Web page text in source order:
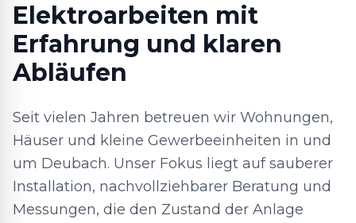
Elektroarbeiten mit
Erfahrung und klaren
Abläufen
Seit vielen Jahren betreuen wir Wohnungen,
Häuser und kleine Gewerbeeinheiten in und
um Deubach. Unser Fokus liegt auf sauberer
Installation, nachvollziehbarer Beratung und
Messungen, die den Zustand der Anlage